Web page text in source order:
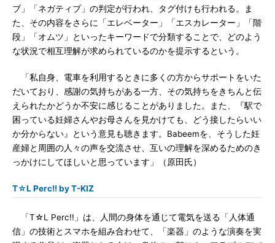
ブ」「ネガティブ」の判定が行われ、タグ付けも行われる。ま
た、その内容をさらに「エレベーター」「エスカレーター」「階
段」「オムツ」といったキーワードで分類することで、どのよう
な状況で相互理解が求められているのかを提示するという。
「私自身、電車を利用するときに多くの方からサポートをいた
だいており、感謝の気持ちがある一方、その気持ちをきちんと伝
えられたかどうか不安に感じることがありました。また、『駅で
困っている妊婦さんやお母さんを見かけても、どう接したらいい
か分からない』という意見も聴きます。Babeemを、そうした妊
産婦と周囲の人々の声を交流させ、互いの理解を深めるためのき
っかけにしてほしいと思っています」（原田氏）
T☆L Perc!! by T-KIZ
「T☆L Perc!!」は、人間の身体を通じて電気を送る「人体通
信」の技術とスマホを組み合わせて、「楽器」のような演奏を実